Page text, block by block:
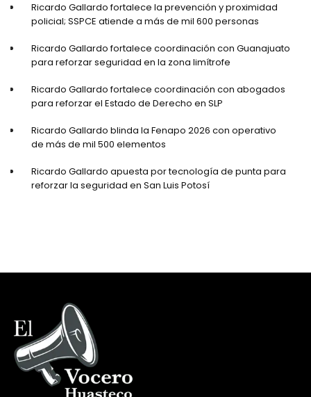
Ricardo Gallardo fortalece la prevención y proximidad
policial; SSPCE atiende a más de mil 600 personas
Ricardo Gallardo fortalece coordinación con Guanajuato
para reforzar seguridad en la zona limítrofe
Ricardo Gallardo fortalece coordinación con abogados
para reforzar el Estado de Derecho en SLP
Ricardo Gallardo blinda la Fenapo 2026 con operativo
de más de mil 500 elementos
Ricardo Gallardo apuesta por tecnología de punta para
reforzar la seguridad en San Luis Potosí